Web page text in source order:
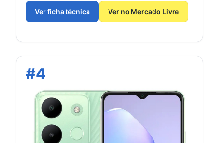
Ver ficha técnica Ver no Mercado Livre
#4